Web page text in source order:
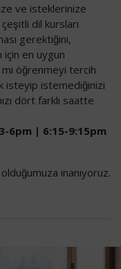
ve isteklerinize
dil kursları
gerektiğini,
en uygun
öğrenmeyi tercih
isteyip istemediğinizi
dört farklı saatte
6pm | 6:15-9:15pm
inanıyoruz.